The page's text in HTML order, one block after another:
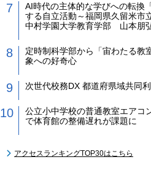
AI時代の主体的な学びへの転
する自立活動～福岡県久留米市
中村学園大学教育学部 山本朋
定時制科学部から「宙わたる
象への好奇心
次世代校務DX 都道府県域共同
公立小中学校の普通教室エアコ
で体育館の整備遅れが課題に
アクセスランキングTOP30はこちら